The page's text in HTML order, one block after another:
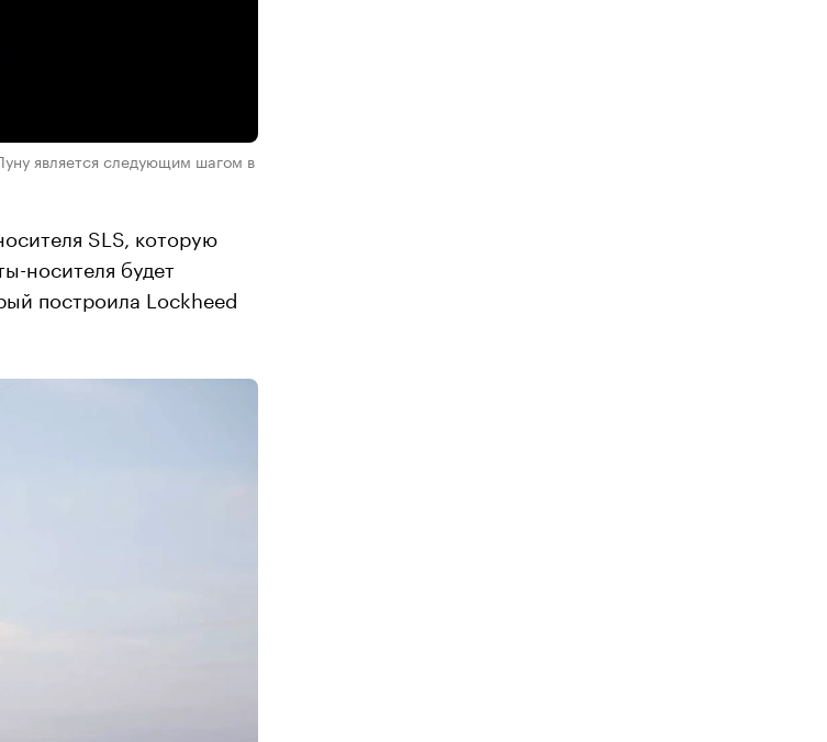
является следующим шагом в
SLS, которую
носителя будет
построила Lockheed